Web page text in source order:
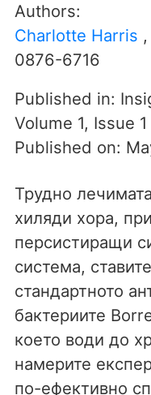
Authors:
Charlotte Harris
0876-6716
Published in:
Volume 1, Issue 1
Published on:
Трудно
хиляди хора,
персистиращи
система,
стандартното
бактериите
което води до
намерите
по-ефективно